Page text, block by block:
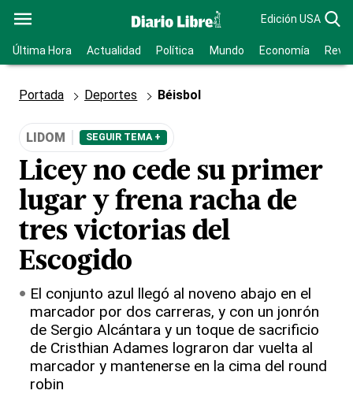
Edición USA
Última Hora Actualidad Política Mundo Economía
Portada Deportes Béisbol
LIDOM SEGUIR TEMA +
Licey no cede su primer
lugar y frena racha de
tres victorias del
Escogido
El conjunto azul llegó al noveno abajo en el
marcador por dos carreras, y con un jonrón
de Sergio Alcántara y un toque de sacrificio
de Cristhian Adames lograron dar vuelta al
marcador y mantenerse en la cima del round
robin